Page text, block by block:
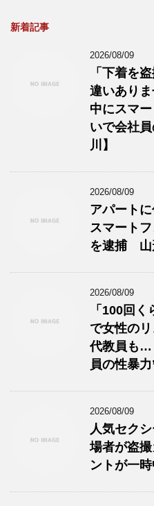
新着記事
2026/08/09
「下着を
違いあり
中にスマ
いで会社
川】
2026/08/09
アパート
スマート
を逮捕 山
2026/08/09
「100回
で女性の
代教員も…
員の性暴
2026/08/09
人気セク
場者が盗
ントが一